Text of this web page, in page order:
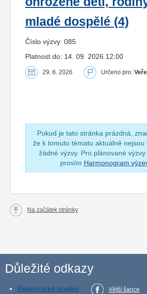
mladé dospělé (4)
Číslo výzvy: 085
Platnost do: 14. 09. 2026 12:00
29. 6. 2026 Určeno pro:
Pokud je tato stránka prázdná,
že k tomuto tématu aktuálně nejsou
žádné výzvy. Pro plánované
prosím Harmonogram
Na začátek stránky
Důležité odkazy
Elektronické podání
Větší šance